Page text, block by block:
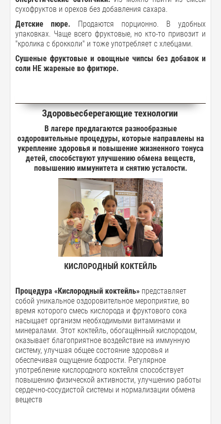
сухофруктов и орехов без добавления сахара.
Детские пюре. Продаются порционно. В удобных
упаковках. Чаще всего фруктовые, но кто-то привозит и
"кролика с брокколи" и тоже употребляет с хлебцами.
Сушеные фруктовые и овощные чипсы без добавок и
соли НЕ жареные во фритюре.
Здоровьесберегающие технологии
В лагере предлагаются разнообразные
оздоровительные процедуры, которые направлены на
укрепление здоровья и повышение жизненного тонуса
детей, способствуют улучшению обмена веществ,
повышению иммунитета и снятию усталости.
КИСЛОРОДНЫЙ КОКТЕЙЛЬ
Процедура «Кислородный коктейль» представляет
собой уникальное оздоровительное мероприятие, во
время которого смесь кислорода и фруктового сока
насыщает организм необходимыми витаминами и
минералами. Этот коктейль, обогащённый кислородом,
оказывает благоприятное воздействие на иммунную
систему, улучшая общее состояние здоровья и
обеспечивая ощущение бодрости. Регулярное
употребление кислородного коктейля способствует
повышению физической активности, улучшению работы
сердечно-сосудистой системы и нормализации обмена
веществ